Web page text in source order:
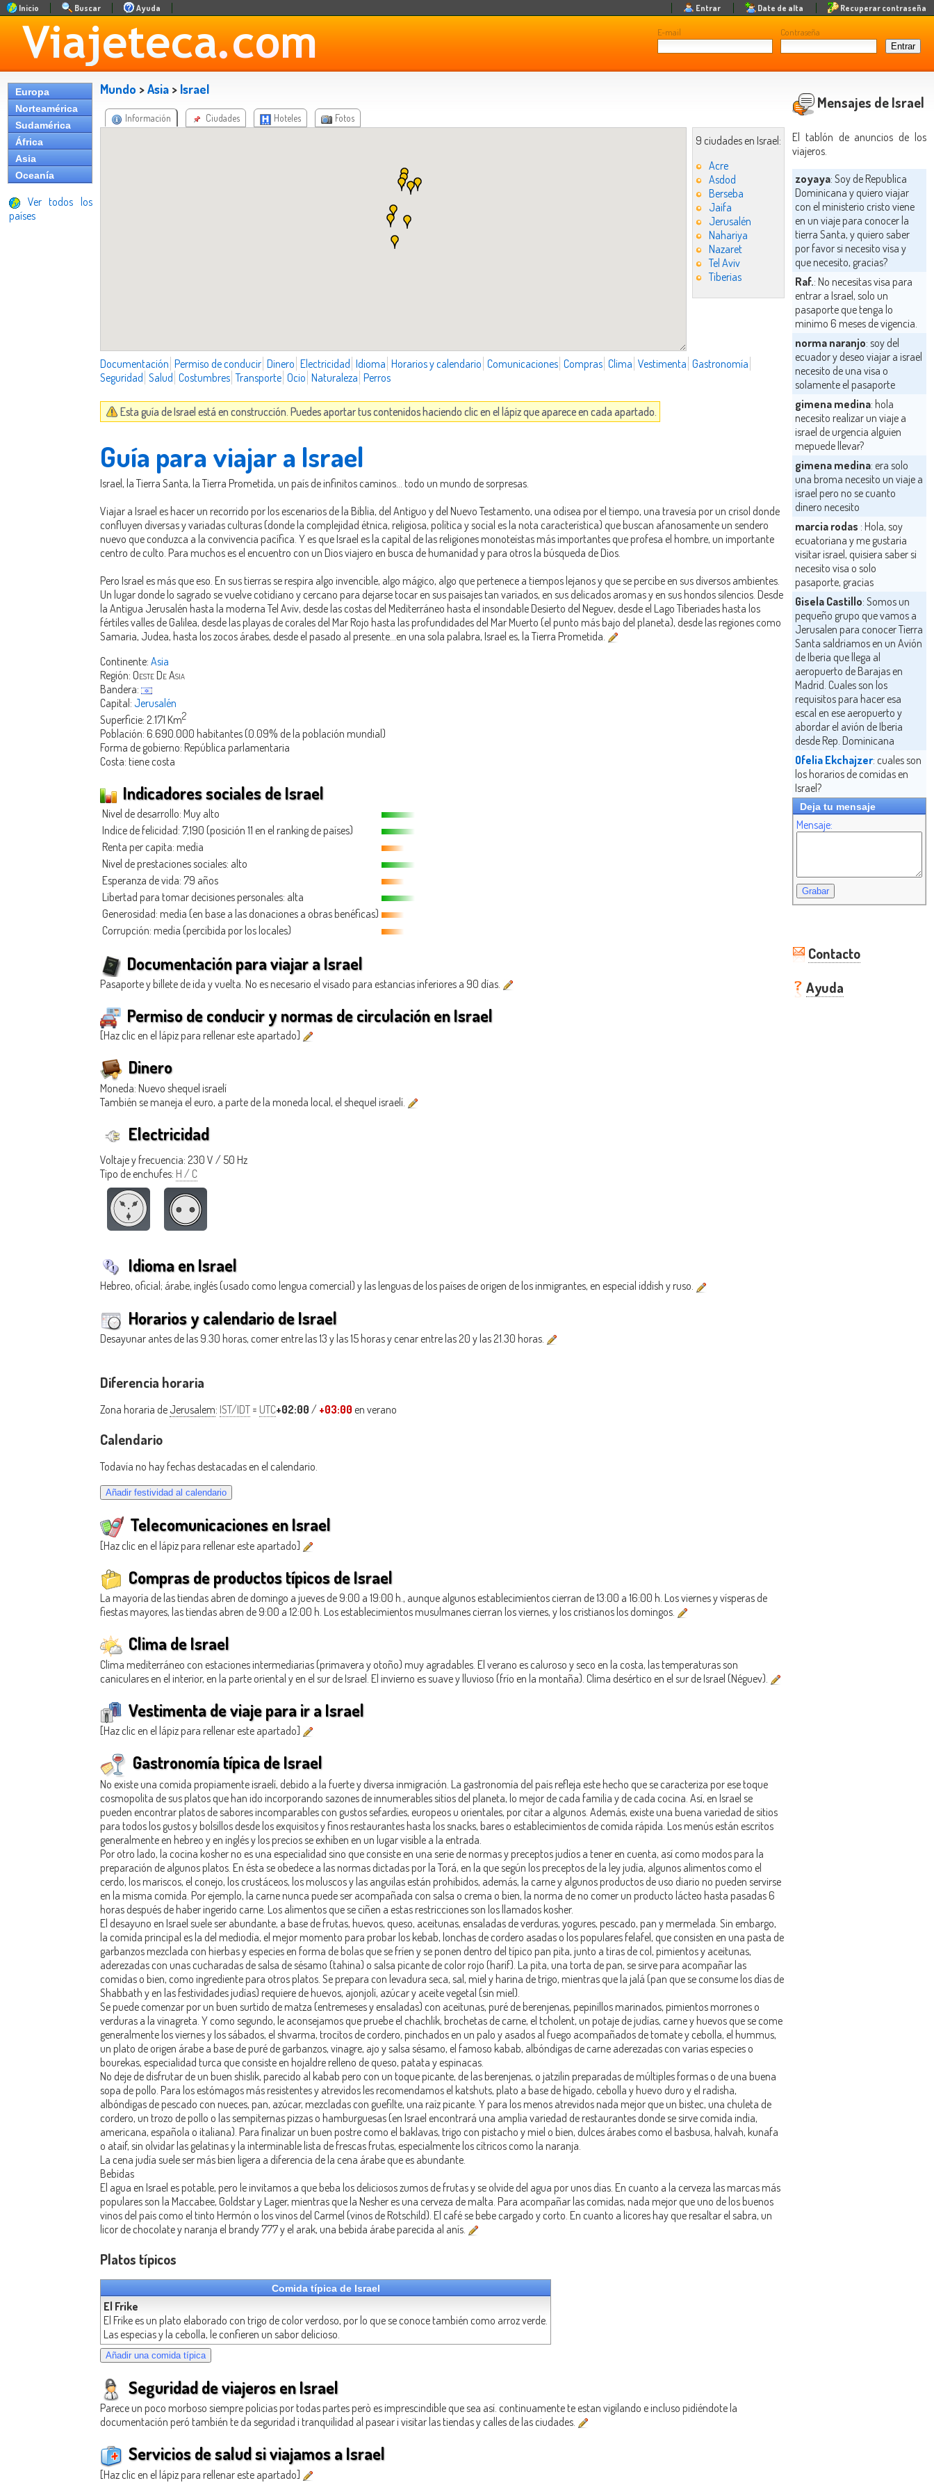
E-mail Contraseña
Inicio Buscar Ayuda Entrar Date de alta Recuperar contraseña
Europa
Norteamérica
Sudamérica
África
Asia
Oceanía
Ver todos los
países
Mundo >Asia > Israel
Información Ciudades Hoteles Fotos
9 ciudades en Israel:
Acre
Asdod
Berseba
Jaifa
Jerusalén
Nahariya
Nazaret
Tel Aviv
Tiberias
Documentación Permiso de conducir Dinero Electricidad Idioma Horarios y calendario Comunicaciones Compras Clima Vestimenta Gastronomía
Seguridad Salud Costumbres Transporte Ocio Naturaleza Perros
Esta guía de Israel está en construcción. Puedes aportar tus contenidos haciendo clic en el lápiz que aparece en cada apartado.
Guía para viajar a Israel
Israel, la Tierra Santa, la Tierra Prometida, un país de infinitos caminos... todo un mundo de sorpresas.
Viajar a Israel es hacer un recorrido por los escenarios de la Biblia, del Antiguo y del Nuevo Testamento, una odisea por el tiempo, una travesía por un crisol donde
confluyen diversas y variadas culturas (donde la complejidad étnica, religiosa, política y social es la nota característica) que buscan afanosamente un sendero
nuevo que conduzca a la convivencia pacífica. Y es que Israel es la capital de las religiones monoteístas más importantes que profesa el hombre, un importante
centro de culto. Para muchos es el encuentro con un Dios viajero en busca de humanidad y para otros la búsqueda de Dios.
Pero Israel es más que eso. En sus tierras se respira algo invencible, algo mágico, algo que pertenece a tiempos lejanos y que se percibe en sus diversos ambientes.
Un lugar donde lo sagrado se vuelve cotidiano y cercano para dejarse tocar en sus paisajes tan variados, en sus delicados aromas y en sus hondos silencios. Desde
la Antigua Jerusalén hasta la moderna Tel Aviv, desde las costas del Mediterráneo hasta el insondable Desierto del Neguev, desde el Lago Tiberiades hasta los
fértiles valles de Galilea, desde las playas de corales del Mar Rojo hasta las profundidades del Mar Muerto (el punto más bajo del planeta), desde las regiones como
Samaria, Judea, hasta los zocos árabes, desde el pasado al presente...en una sola palabra, Israel es, la Tierra Prometida.
Continente: Asia
Región: Oeste De Asia
Bandera:
Capital: Jerusalén
Superficie: 2.171 Km2
Población: 6.690.000 habitantes (0.09% de la población mundial)
Forma de gobierno: República parlamentaria
Costa: tiene costa
Indicadores sociales de Israel
Nivel de desarrollo: Muy alto
Indice de felicidad: 7,190 (posición 11 en el ranking de países)
Renta per capita: media
Nivel de prestaciones sociales: alto
Esperanza de vida: 79 años
Libertad para tomar decisiones personales: alta
Generosidad: media (en base a las donaciones a obras benéficas)
Corrupción: media (percibida por los locales)
Documentación para viajar a Israel
Pasaporte y billete de ida y vuelta. No es necesario el visado para estancias inferiores a 90 días.
Permiso de conducir y normas de circulación en Israel
[Haz clic en el lápiz para rellenar este apartado]
Dinero
Moneda: Nuevo shequel israelí
También se maneja el euro, a parte de la moneda local, el shequel israelí.
Electricidad
Voltaje y frecuencia: 230 V / 50 Hz
Tipo de enchufes: H / C
Idioma en Israel
Hebreo, oficial; árabe, inglés (usado como lengua comercial) y las lenguas de los países de origen de los inmigrantes, en especial iddish y ruso.
Horarios y calendario de Israel
Desayunar antes de las 9.30 horas, comer entre las 13 y las 15 horas y cenar entre las 20 y las 21.30 horas.
Diferencia horaria
Zona horaria de Jerusalem: IST/IDT = UTC+02:00 / +03:00 en verano
Calendario
Todavía no hay fechas destacadas en el calendario.
Telecomunicaciones en Israel
[Haz clic en el lápiz para rellenar este apartado]
Compras de productos típicos de Israel
La mayoría de las tiendas abren de domingo a jueves de 9:00 a 19:00 h., aunque algunos establecimientos cierran de 13:00 a 16:00 h. Los viernes y vísperas de
fiestas mayores, las tiendas abren de 9:00 a 12:00 h. Los establecimientos musulmanes cierran los viernes, y los cristianos los domingos.
Clima de Israel
Clima mediterráneo con estaciones intermediarias (primavera y otoño) muy agradables. El verano es caluroso y seco en la costa, las temperaturas son
caniculares en el interior, en la parte oriental y en el sur de Israel. El invierno es suave y lluvioso (frío en la montaña). Clima desértico en el sur de Israel (Néguev).
Vestimenta de viaje para ir a Israel
[Haz clic en el lápiz para rellenar este apartado]
Gastronomía típica de Israel
No existe una comida propiamente israelí, debido a la fuerte y diversa inmigración. La gastronomía del país refleja este hecho que se caracteriza por ese toque
cosmopolita de sus platos que han ido incorporando sazones de innumerables sitios del planeta, lo mejor de cada familia y de cada cocina. Así, en Israel se
pueden encontrar platos de sabores incomparables con gustos sefardíes, europeos u orientales, por citar a algunos. Además, existe una buena variedad de sitios
para todos los gustos y bolsillos desde los exquisitos y finos restaurantes hasta los snacks, bares o establecimientos de comida rápida. Los menús están escritos
generalmente en hebreo y en inglés y los precios se exhiben en un lugar visible a la entrada.
Por otro lado, la cocina kosher no es una especialidad sino que consiste en una serie de normas y preceptos judíos a tener en cuenta, así como modos para la
preparación de algunos platos. En ésta se obedece a las normas dictadas por la Torá, en la que según los preceptos de la ley judía, algunos alimentos como el
cerdo, los mariscos, el conejo, los crustáceos, los moluscos y las anguilas están prohibidos, además, la carne y algunos productos de uso diario no pueden servirse
en la misma comida. Por ejemplo, la carne nunca puede ser acompañada con salsa o crema o bien, la norma de no comer un producto lácteo hasta pasadas 6
horas después de haber ingerido carne. Los alimentos que se ciñen a estas restricciones son los llamados kosher.
El desayuno en Israel suele ser abundante, a base de frutas, huevos, queso, aceitunas, ensaladas de verduras, yogures, pescado, pan y mermelada. Sin embargo,
la comida principal es la del mediodía, el mejor momento para probar los kebab, lonchas de cordero asadas o los populares felafel, que consisten en una pasta de
garbanzos mezclada con hierbas y especies en forma de bolas que se fríen y se ponen dentro del típico pan pita, junto a tiras de col, pimientos y aceitunas,
aderezadas con unas cucharadas de salsa de sésamo (tahina) o salsa picante de color rojo (harif). La pita, una torta de pan, se sirve para acompañar las
comidas o bien, como ingrediente para otros platos. Se prepara con levadura seca, sal, miel y harina de trigo, mientras que la jalá (pan que se consume los días de
Shabbath y en las festividades judías) requiere de huevos, ajonjolí, azúcar y aceite vegetal (sin miel).
Se puede comenzar por un buen surtido de matza (entremeses y ensaladas) con aceitunas, puré de berenjenas, pepinillos marinados, pimientos morrones o
verduras a la vinagreta. Y como segundo, le aconsejamos que pruebe el chachlik, brochetas de carne, el tcholent, un potaje de judías, carne y huevos que se come
generalmente los viernes y los sábados, el shvarma, trocitos de cordero, pinchados en un palo y asados al fuego acompañados de tomate y cebolla, el hummus,
un plato de origen árabe a base de puré de garbanzos, vinagre, ajo y salsa sésamo, el famoso kabab, albóndigas de carne aderezadas con varias especies o
bourekas, especialidad turca que consiste en hojaldre relleno de queso, patata y espinacas.
No deje de disfrutar de un buen shislik, parecido al kabab pero con un toque picante, de las berenjenas, o jatzilin preparadas de múltiples formas o de una buena
sopa de pollo. Para los estómagos más resistentes y atrevidos les recomendamos el katshuts, plato a base de hígado, cebolla y huevo duro y el radisha,
albóndigas de pescado con nueces, pan, azúcar, mezcladas con guefilte, una raíz picante. Y para los menos atrevidos nada mejor que un bistec, una chuleta de
cordero, un trozo de pollo o las sempiternas pizzas o hamburguesas (en Israel encontrará una amplia variedad de restaurantes donde se sirve comida india,
americana, española o italiana). Para finalizar un buen postre como el baklavas, trigo con pistacho y miel o bien, dulces árabes como el basbusa, halvah, kunafa
o ataif, sin olvidar las gelatinas y la interminable lista de frescas frutas, especialmente los cítricos como la naranja.
La cena judía suele ser más bien ligera a diferencia de la cena árabe que es abundante.
Bebidas
El agua en Israel es potable, pero le invitamos a que beba los deliciosos zumos de frutas y se olvide del agua por unos días. En cuanto a la cerveza las marcas más
populares son la Maccabee, Goldstar y Lager, mientras que la Nesher es una cerveza de malta. Para acompañar las comidas, nada mejor que uno de los buenos
vinos del país como el tinto Hermón o los vinos del Carmel (vinos de Rotschild). El café se bebe cargado y corto. En cuanto a licores hay que resaltar el sabra, un
licor de chocolate y naranja el brandy 777 y el arak, una bebida árabe parecida al anís.
Platos típicos
Comida típica de Israel
El Frike
El Frike es un plato elaborado con trigo de color verdoso, por lo que se conoce también como arroz verde.
Las especias y la cebolla, le confieren un sabor delicioso.
Seguridad de viajeros en Israel
Parece un poco morboso siempre policias por todas partes però es imprescindible que sea así. continuamente te estan vigilando e incluso pidiéndote la
documentación peró también te da seguridad i tranquilidad al pasear i visitar las tiendas y calles de las ciudades.
Servicios de salud si viajamos a Israel
[Haz clic en el lápiz para rellenar este apartado]
Mensajes de Israel
El tablón de anuncios de los
viajeros.
zoyaya: Soy de Republica
Dominicana y quiero viajar
con el ministerio cristo viene
en un viaje para conocer la
tierra Santa, y quiero saber
por favor si necesito visa y
que necesito, gracias?
Raf.: No necesitas visa para
entrar a Israel, solo un
pasaporte que tenga lo
minimo 6 meses de vigencia.
norma naranjo: soy del
ecuador y deseo viajar a israel
necesito de una visa o
solamente el pasaporte
gimena medina: hola
necesito realizar un viaje a
israel de urgencia alguien
mepuede llevar?
gimena medina: era solo
una broma necesito un viaje a
israel pero no se cuanto
dinero necesito
marcia rodas : Hola, soy
ecuatoriana y me gustaria
visitar israel, quisiera saber si
necesito visa o solo
pasaporte, gracias
Gisela Castillo: Somos un
pequeño grupo que vamos a
Jerusalen para conocer Tierra
Santa saldriamos en un Avión
de Iberia que llega al
aeropuerto de Barajas en
Madrid. Cuales son los
requisitos para hacer esa
escal en ese aeropuerto y
abordar el avión de Iberia
desde Rep. Dominicana
Ofelia Ekchajzer: cuales son
los horarios de comidas en
Israel?
Deja tu mensaje
Mensaje:
Contacto
Ayuda